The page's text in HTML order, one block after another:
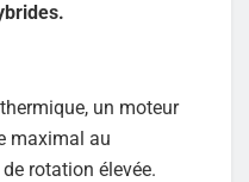
un moteur
maximal au
rotation élevée.